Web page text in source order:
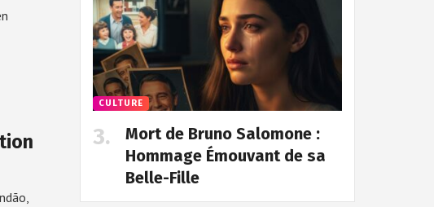
CULTURE
Mort de Bruno Salomone :
Hommage Émouvant de sa
Belle-Fille